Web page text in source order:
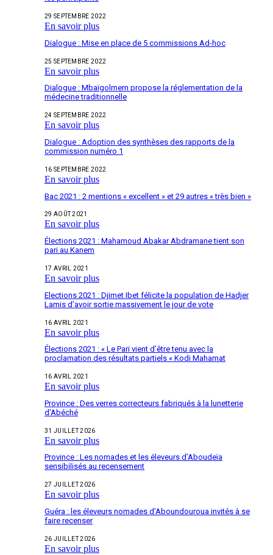
29 SEPTEMBRE 2022
En savoir plus
Dialogue : Mise en place de 5 commissions Ad-hoc
25 SEPTEMBRE 2022
En savoir plus
Dialogue : Mbaïgolmem propose la réglementation de la
médecine traditionnelle
24 SEPTEMBRE 2022
En savoir plus
Dialogue : Adoption des synthèses des rapports de la
commission numéro 1
16 SEPTEMBRE 2022
En savoir plus
Bac 2021 : 2 mentions « excellent » et 29 autres « très bien »
29 AOÛT 2021
En savoir plus
Élections 2021 : Mahamoud Abakar Abdramane tient son
pari au Kanem
17 AVRIL 2021
En savoir plus
Elections 2021 : Djimet Ibet félicite la population de Hadjer
Lamis d’avoir sortie massivement le jour de vote
16 AVRIL 2021
En savoir plus
Élections 2021 : « Le Pari vient d’être tenu avec la
proclamation des résultats partiels « Kodi Mahamat
16 AVRIL 2021
En savoir plus
Province : Des verres correcteurs fabriqués à la lunetterie
d’Abéché
31 JUILLET 2026
En savoir plus
Province : Les nomades et les éleveurs d’Aboudeïa
sensibilisés au recensement
27 JUILLET 2026
En savoir plus
Guéra : les éleveurs nomades d’Aboundouroua invités à se
faire recenser
26 JUILLET 2026
En savoir plus